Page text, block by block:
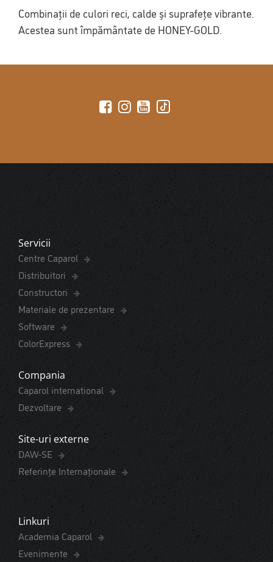
Combinații de culori reci, calde și suprafețe vibrante.
Acestea sunt împământate de HONEY-GOLD.
Servicii
Centre Caparol
Distribuitori
Constructori
Materiale de prezentare
Software
ColorExpress
Compania
Caparol international
Dezvoltare
Site-uri externe
DAW-SE
Referințe Internaționale
Linkuri
Academia Caparol
Evenimente